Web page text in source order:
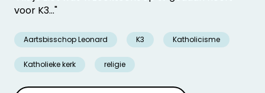
voor K3..."
Aartsbisschop Leonard K3 Katholicisme
Katholieke kerk religie